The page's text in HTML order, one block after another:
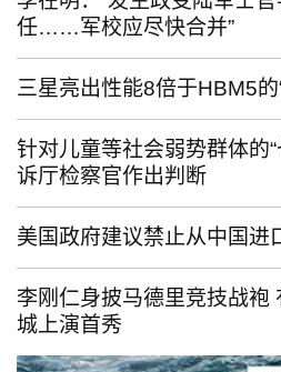
任……军校应尽快合并”
三星亮出性能8倍于HBM5
针对儿童等社会弱势群体的
诉厅检察官作出判断
美国政府建议禁止从中国进
李刚仁身披马德里竞技战袍
城上演首秀